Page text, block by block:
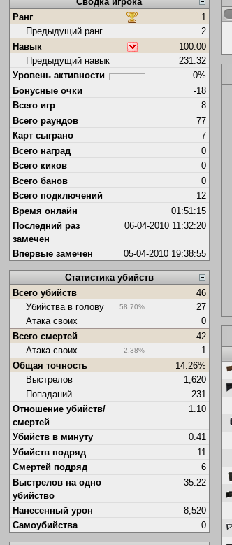
Ранг
1
Предыдущий ранг
2
Навык
100.00
Предыдущий навык
231.32
Уровень активности
0%
Бонусные очки
-18
Всего игр
8
Всего раундов
77
Карт сыграно
7
Всего наград
0
Всего киков
0
Всего банов
0
Всего подключений
12
Время онлайн
01:51:15
Последний раз
замечен
06-04-2010 11:32:20
Впервые замечен 05-04-2010 19:38:55
Статистика убийств
Всего убийств
46
Убийства в голову
58.70%
27
Атака своих
0
Всего смертей
42
Атака своих
2.38%
1
Общая точность
14.26%
Выстрелов
1,620
Попаданий
231
Отношение убийств/
смертей
1.10
Убийств в минуту
0.41
Убийств подряд
11
Смертей подряд
6
Выстрелов на одно
убийство
35.22
Нанесенный урон
8,520
Самоубийства
0